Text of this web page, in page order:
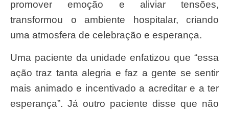
promover emoção e aliviar tensões,
transformou o ambiente hospitalar, criando
uma atmosfera de celebração e esperança.
Uma paciente da unidade enfatizou que “essa
ação traz tanta alegria e faz a gente se sentir
mais animado e incentivado a acreditar e a ter
esperança”. Já outro paciente disse que não